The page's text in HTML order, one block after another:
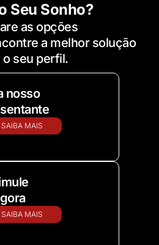
Seu Sonho?
as opções
a melhor solução
o seu perfil.
nosso
SAIBA MAIS
SAIBA MAIS